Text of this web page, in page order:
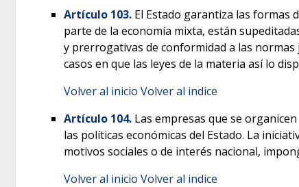
Artículo 103. El Estado garantiza las formas
parte de la economía mixta, están
y prerrogativas de conformidad a las
casos en que las leyes de la materia así lo
Volver al inicio Volver al indice
Artículo 104. Las empresas que se
las políticas económicas del Estado. La
motivos sociales o de interés nacional,
Volver al inicio Volver al indice